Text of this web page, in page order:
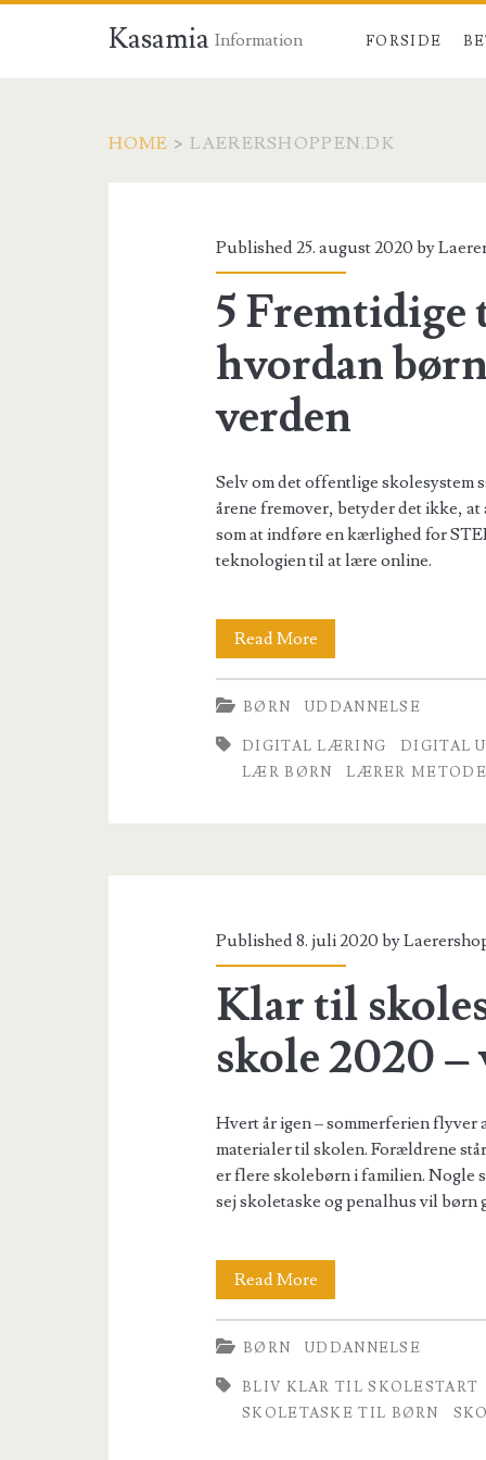
Kasamia Information FORSIDE
HOME > LAERERSHOPPEN.DK
Published 25. august 2020 by
5 Fremtidige
hvordan
verden
Selv om det offentlige skolesystem
årene fremover, betyder det ikke,
som at indføre en kærlighed for
teknologien til at lære online.
Read More5
Fremtidige
tendenser
til
en
digital
BØRN UDDANNELSE
DIGITAL LÆRING DIGITAL
LÆR BØRN
LÆRER
Published 8. juli 2020 by
Klar til
skole 2020
Hvert år igen – sommerferien flyver
materialer til skolen. Forældrene
er flere skolebørn i familien. Nogle
sej skoletaske og penalhus vil børn
Read MoreKlar
til
skolestart
!
BØRN UDDANNELSE
BLIV KLAR TIL SKOLESTART
SKOLETASKE TIL BØRN